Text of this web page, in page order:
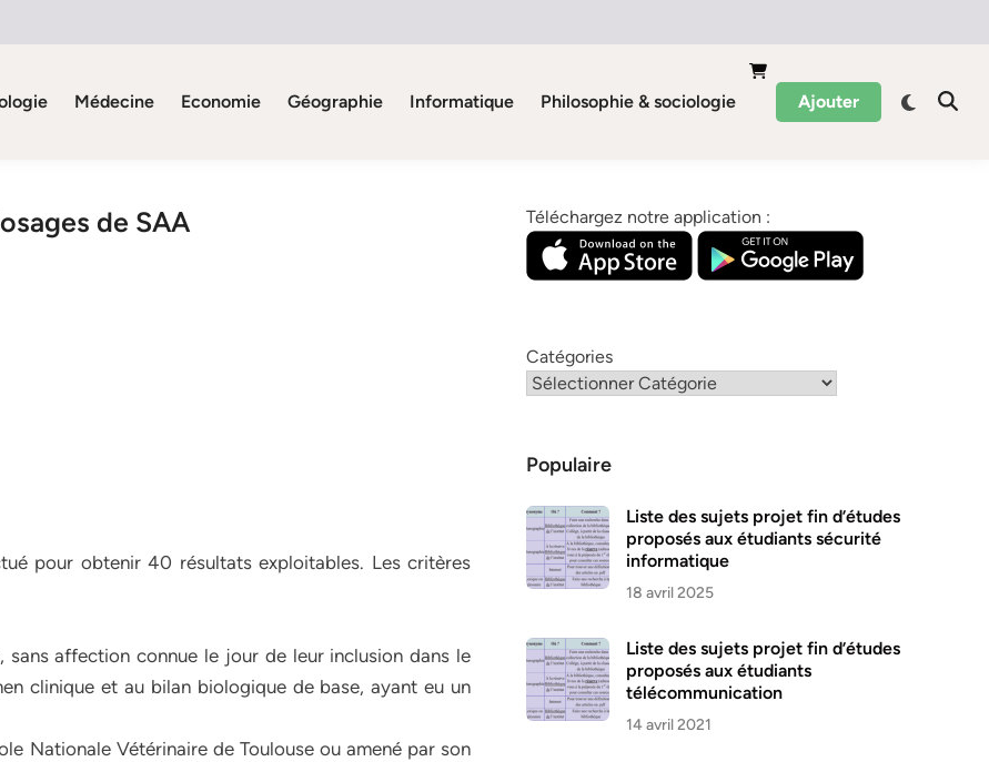
Médecine Economie Géographie Informatique Philosophie & sociologie Ajouter
de SAA
pour obtenir 40 résultats exploitables. Les critères
sans affection connue le jour de leur inclusion dans le
clinique et au bilan biologique de base, ayant eu un
Nationale Vétérinaire de Toulouse ou amené par son
Téléchargez notre application :
Catégories
Populaire
Liste des sujets projet fin d’études
proposés aux étudiants sécurité
informatique
18 avril 2025
Liste des sujets projet fin d’études
proposés aux étudiants
télécommunication
14 avril 2021